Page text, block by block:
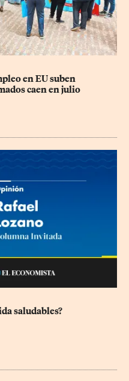
en EU suben
caen en julio
saludables?